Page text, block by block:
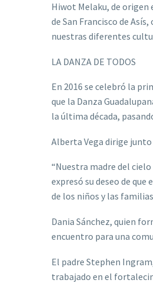
Hiwot Melaku, de origen
de San Francisco de
nuestras diferentes
LA DANZA DE TODOS
En 2016 se celebró la
que la Danza
la última década,
Alberta Vega dirige junto
“Nuestra madre del
expresó su deseo de
de los niños y las
Dania Sánchez, quien
encuentro para una
El padre Stephen
trabajado en el